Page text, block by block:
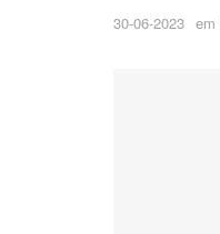
30-06-2023 em